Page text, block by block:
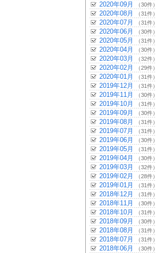
2020年09月 （30件）
2020年08月 （31件）
2020年07月 （31件）
2020年06月 （30件）
2020年05月 （31件）
2020年04月 （30件）
2020年03月 （32件）
2020年02月 （29件）
2020年01月 （31件）
2019年12月 （31件）
2019年11月 （30件）
2019年10月 （31件）
2019年09月 （30件）
2019年08月 （31件）
2019年07月 （31件）
2019年06月 （30件）
2019年05月 （31件）
2019年04月 （30件）
2019年03月 （32件）
2019年02月 （28件）
2019年01月 （31件）
2018年12月 （31件）
2018年11月 （30件）
2018年10月 （31件）
2018年09月 （30件）
2018年08月 （31件）
2018年07月 （31件）
2018年06月 （30件）